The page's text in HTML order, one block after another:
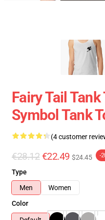
Fairy Tail Tank
Symbol Tank
(4 customer
€28.12 €22.49 $24.45 -
Type
Men
Women
Color